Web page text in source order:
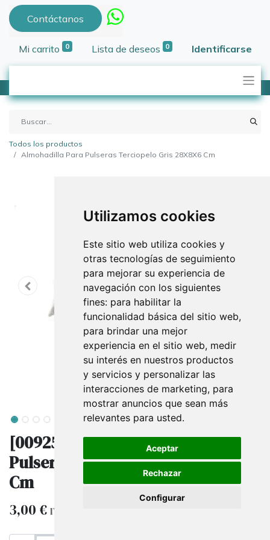
Utilizamos cookies
Este sitio web utiliza cookies y
otras tecnologías de seguimiento
para mejorar su experiencia de
navegación con los siguientes
fines: para habilitar la
funcionalidad básica del sitio web,
para brindar una mejor
experiencia en el sitio web, medir
su interés en nuestros productos
y servicios y personalizar las
interacciones de marketing, para
mostrar anuncios que sean más
relevantes para usted.
Aceptar
Rechazar
Configurar
Contáctanos
Mi carrito 0 Lista de deseos 0 Identificarse
Todos los productos
Almohadilla Para Pulseras Terciopelo Gris 28X8X6 Cm
[009253] Almohadilla Para
Pulseras Terciopelo Gris 28X8X6
Cm
3,00€ IVA excluido